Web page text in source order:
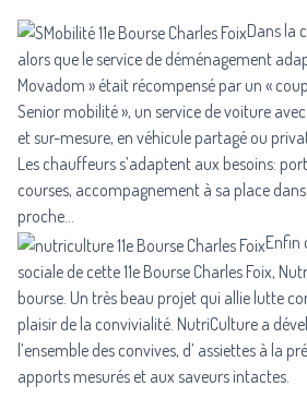
Dans la
alors que le service de déménagement
Movadom » était récompensé par un «
Senior mobilité», un service de voiture
et sur-mesure, en véhicule partagé ou
Les chauffeurs s’adaptent aux besoins:
courses, accompagnement à sa place
proche…
Enfin
sociale de cette 11e Bourse Charles Foix,
bourse. Un très beau projet qui allie lutte
plaisir de la convivialité. NutriCulture a
l’ensemble des convives, d’ assiettes à la
apports mesurés et aux saveurs intactes.